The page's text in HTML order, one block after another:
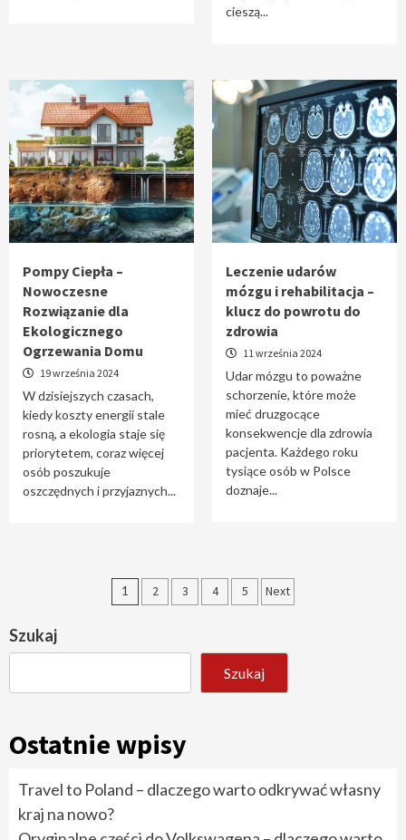
cieszą...
Pompy Ciepła –
Nowoczesne
Rozwiązanie dla
Ekologicznego
Ogrzewania Domu
19 września 2024
W dzisiejszych czasach,
kiedy koszty energii stale
rosną, a ekologia staje się
priorytetem, coraz więcej
osób poszukuje
oszczędnych i przyjaznych...
Leczenie udarów
mózgu i rehabilitacja –
klucz do powrotu do
zdrowia
11 września 2024
Udar mózgu to poważne
schorzenie, które może
mieć druzgocące
konsekwencje dla zdrowia
pacjenta. Każdego roku
tysiące osób w Polsce
doznaje...
Stronicowanie
1 2 3 4 5 Next
Szukaj
Szukaj
Ostatnie wpisy
Travel to Poland – dlaczego warto odkrywać własny
kraj na nowo?